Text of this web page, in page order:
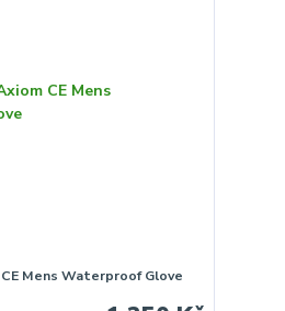
Mens Waterproof Glove